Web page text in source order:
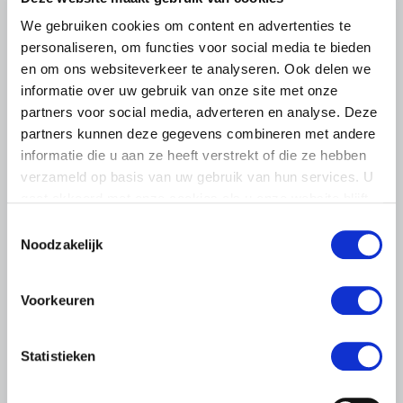
We gebruiken cookies om content en advertenties te
personaliseren, om functies voor social media te bieden
en om ons websiteverkeer te analyseren. Ook delen we
informatie over uw gebruik van onze site met onze
partners voor social media, adverteren en analyse. Deze
partners kunnen deze gegevens combineren met andere
informatie die u aan ze heeft verstrekt of die ze hebben
verzameld op basis van uw gebruik van hun services. U
Noodzakelijk
Voorkeuren
Statistieken